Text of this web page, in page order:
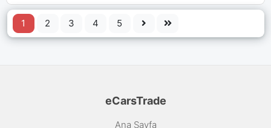
1 2 3 4 5
eCarsTrade
Ana Sayfa